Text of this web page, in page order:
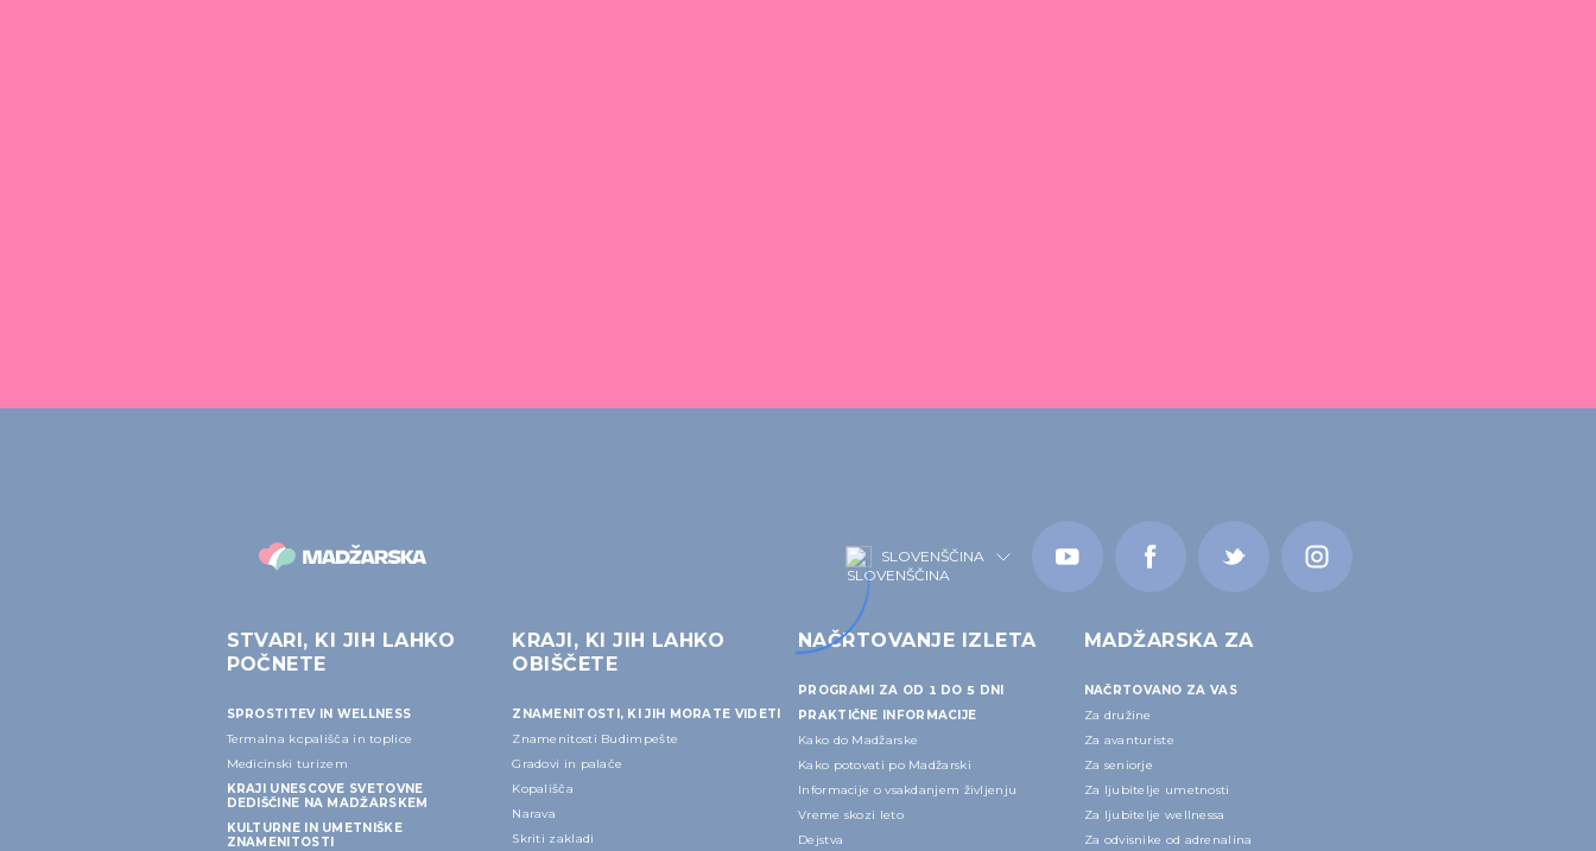
SLOVENŠČINA
STVARI, KI JIH LAHKO
POČNETE
SPROSTITEV IN WELLNESS
Termalna kopališča in toplice
Medicinski turizem
KRAJI UNESCOVE SVETOVNE
DEDIŠČINE NA MADŽARSKEM
KULTURNE IN UMETNIŠKE
ZNAMENITOSTI
KRAJI, KI JIH LAHKO
OBIŠČETE
ZNAMENITOSTI, KI JIH MORATE VIDETI
Znamenitosti Budimpešte
Gradovi in palače
Kopališča
Narava
Skriti zakladi
NAČRTOVANJE IZLETA
PROGRAMI ZA OD 1 DO 5 DNI
PRAKTIČNE INFORMACIJE
Kako do Madžarske
Kako potovati po Madžarski
Informacije o vsakdanjem življenju
Vreme skozi leto
Dejstva
MADŽARSKA ZA
NAČRTOVANO ZA VAS
Za družine
Za avanturiste
Za seniorje
Za ljubitelje umetnosti
Za ljubitelje wellnessa
Za odvisnike od adrenalina